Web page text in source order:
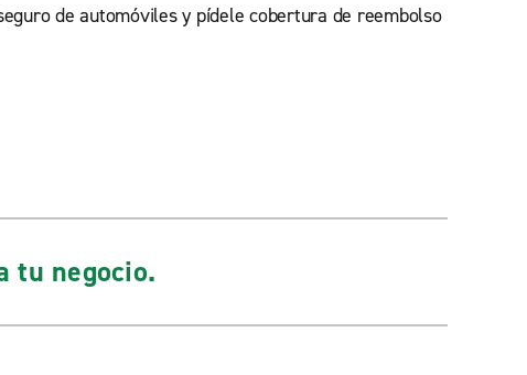
de automóviles y pídele cobertura de reembolso
tu negocio.